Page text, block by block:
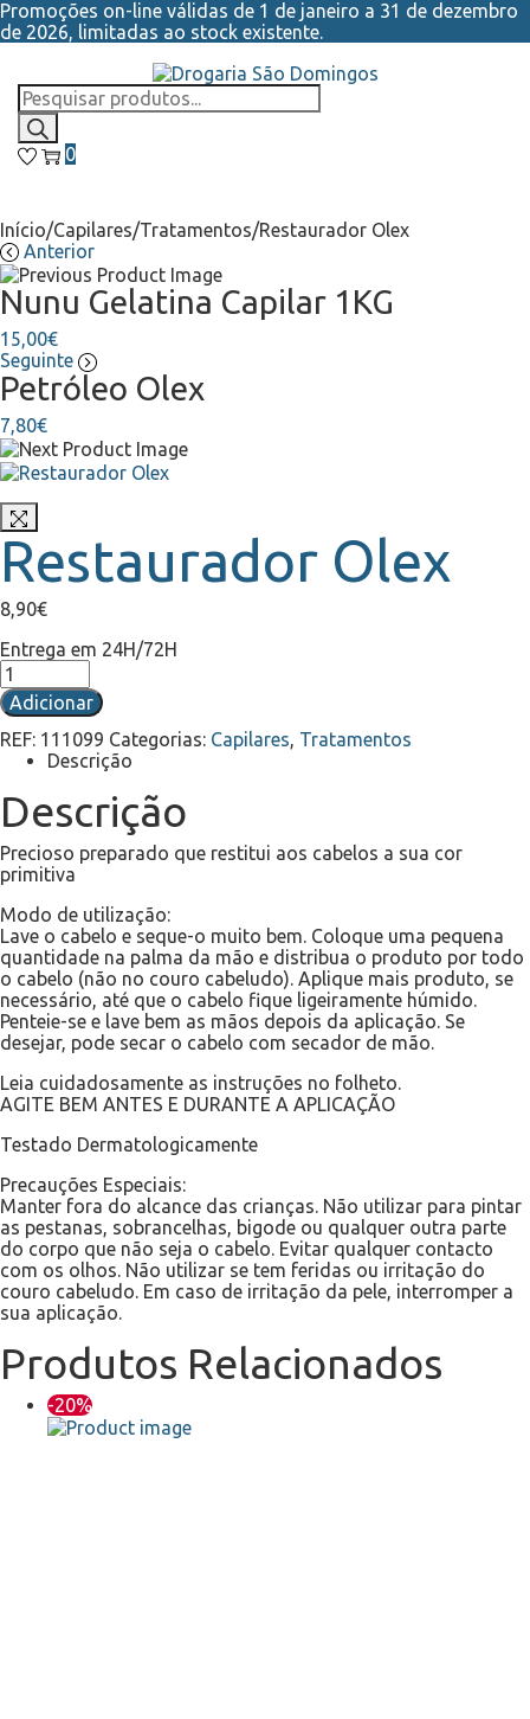
Promoções on-line válidas de 1 de janeiro a 31 de dezembro
de 2026, limitadas ao stock existente.
to
navigation
to
content
Products
search
0
Início/Capilares/Tratamentos/Restaurador Olex
Anterior
Nunu Gelatina Capilar 1KG
15,00€
Seguinte
Petróleo Olex
7,80€
Restaurador Olex
8,90€
Entrega em 24H/72H
Quantidade
de
Restaurador
Olex
Adicionar
REF: 111099 Categorias: Capilares Tratamentos
Descrição
Descrição
Precioso preparado que restitui aos cabelos a sua cor
primitiva
Modo de utilização:
Lave o cabelo e seque-o muito bem. Coloque uma pequena
quantidade na palma da mão e distribua o produto por todo
o cabelo (não no couro cabeludo). Aplique mais produto, se
necessário, até que o cabelo fique ligeiramente húmido.
Penteie-se e lave bem as mãos depois da aplicação. Se
desejar, pode secar o cabelo com secador de mão.
Leia cuidadosamente as instruções no folheto.
AGITE BEM ANTES E DURANTE A APLICAÇÃO
Testado Dermatologicamente
Precauções Especiais:
Manter fora do alcance das crianças. Não utilizar para pintar
as pestanas, sobrancelhas, bigode ou qualquer outra parte
do corpo que não seja o cabelo. Evitar qualquer contacto
com os olhos. Não utilizar se tem feridas ou irritação do
couro cabeludo. Em caso de irritação da pele, interromper a
sua aplicação.
Produtos Relacionados
-20%